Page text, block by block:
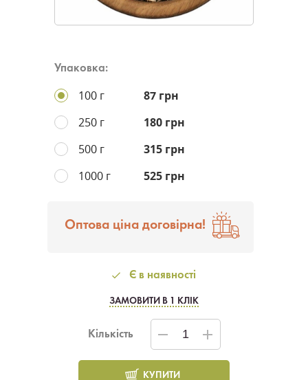
Упаковка:
100 г
87 грн
250 г
180 грн
500 г
315 грн
1000 г
525 грн
Оптова ціна договірна!
Є в наявності
ЗАМОВИТИ В 1 КЛІК
Кількість
КУПИТИ